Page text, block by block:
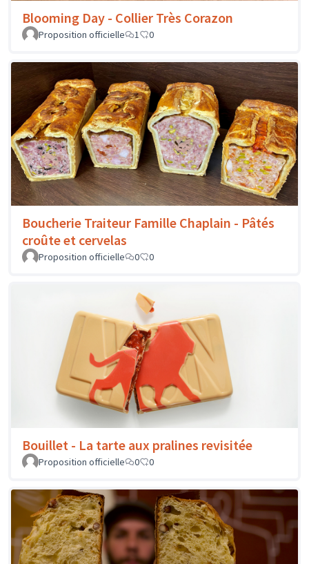
Blooming Day - Collier Très Corazon
Proposition officielle 1 0
Boucherie Traiteur Famille Chaplain - Pâtés
croûte et cervelas
Proposition officielle 0 0
Bouillet - La tarte aux pralines revisitée
Proposition officielle 0 0